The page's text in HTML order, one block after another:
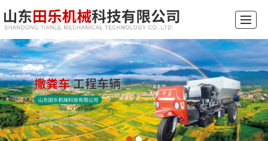
综合首页 关于我们 产品展示 新闻动态 厂景厂貌 视频展示 留言反馈 联系我们